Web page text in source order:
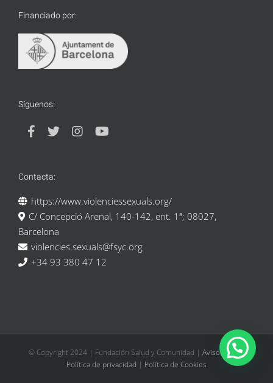
Financiado por:
Síguenos:
Contacta:
https://www.violenciessexuals.org/
C/ Concepció Arenal, 140-142, ent. 1ª; 08027,
Barcelona
violencies.sexuals@fsyc.org
+34 93 380 47 12
© Copyright 2024 | Fundación Salud y Comunidad | Aviso Legal|
Política de privacidad | Política de Cookies